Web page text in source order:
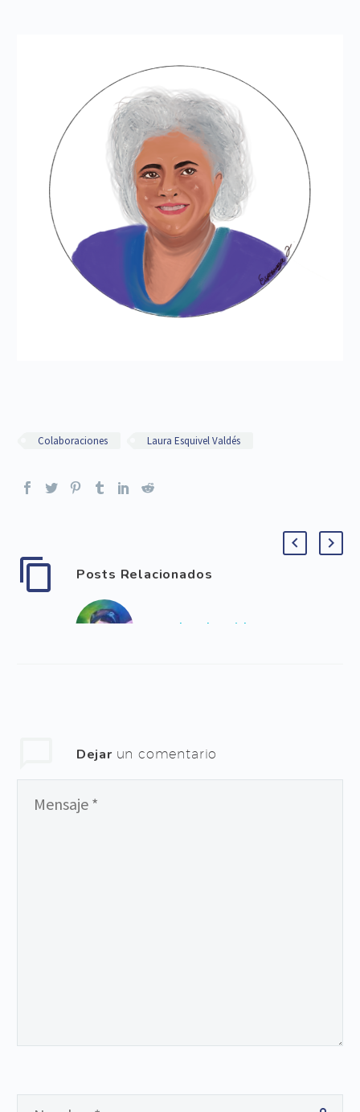
Colaboraciones Laura Esquivel Valdés
Posts Relacionados
Las alas de Frida
Dejar un comentario